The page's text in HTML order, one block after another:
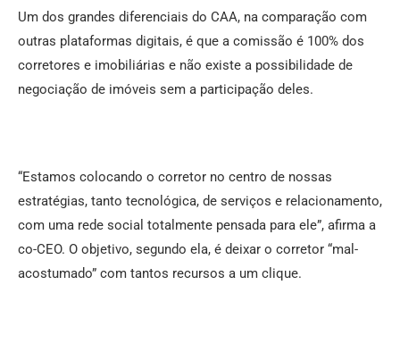
Um dos grandes diferenciais do CAA, na comparação com
outras plataformas digitais, é que a comissão é 100% dos
corretores e imobiliárias e não existe a possibilidade de
negociação de imóveis sem a participação deles.
“Estamos colocando o corretor no centro de nossas
estratégias, tanto tecnológica, de serviços e relacionamento,
com uma rede social totalmente pensada para ele”, afirma a
co-CEO. O objetivo, segundo ela, é deixar o corretor “mal-
acostumado” com tantos recursos a um clique.